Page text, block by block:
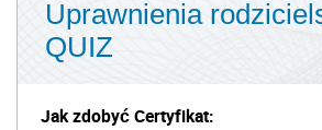
Uprawnienia
QUIZ
Jak zdobyć Certyfikat: